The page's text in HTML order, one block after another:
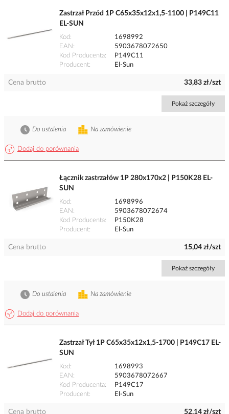
Zastrzał Przód 1P C65x35x12x1,5-1100 | P149C11
EL-SUN
Kod
1698992
EAN
5903678072650
Kod Producenta
P149C11
Producent
El-Sun
Cena brutto 33,83 zł/szt
Pokaż szczegóły
Dodaj do porównania
Na zamówienie
Do ustalenia
Łącznik zastrzałów 1P 280x170x2 | P150K28 EL-
SUN
Kod
1698996
EAN
5903678072674
Kod Producenta
P150K28
Producent
El-Sun
Cena brutto 15,04 zł/szt
Pokaż szczegóły
Dodaj do porównania
Na zamówienie
Do ustalenia
Zastrzał Tył 1P C65x35x12x1,5-1700 | P149C17 EL-
SUN
Kod
1698993
EAN
5903678072667
Kod Producenta
P149C17
Producent
El-Sun
Cena brutto 52,14 zł/szt